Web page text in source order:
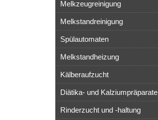
Melkzeugreinigung
Melkstandreinigung
Spülautomaten
Melkstandheizung
Kälberaufzucht
Diätika- und Kalziumpräparate
Rinderzucht und -haltung